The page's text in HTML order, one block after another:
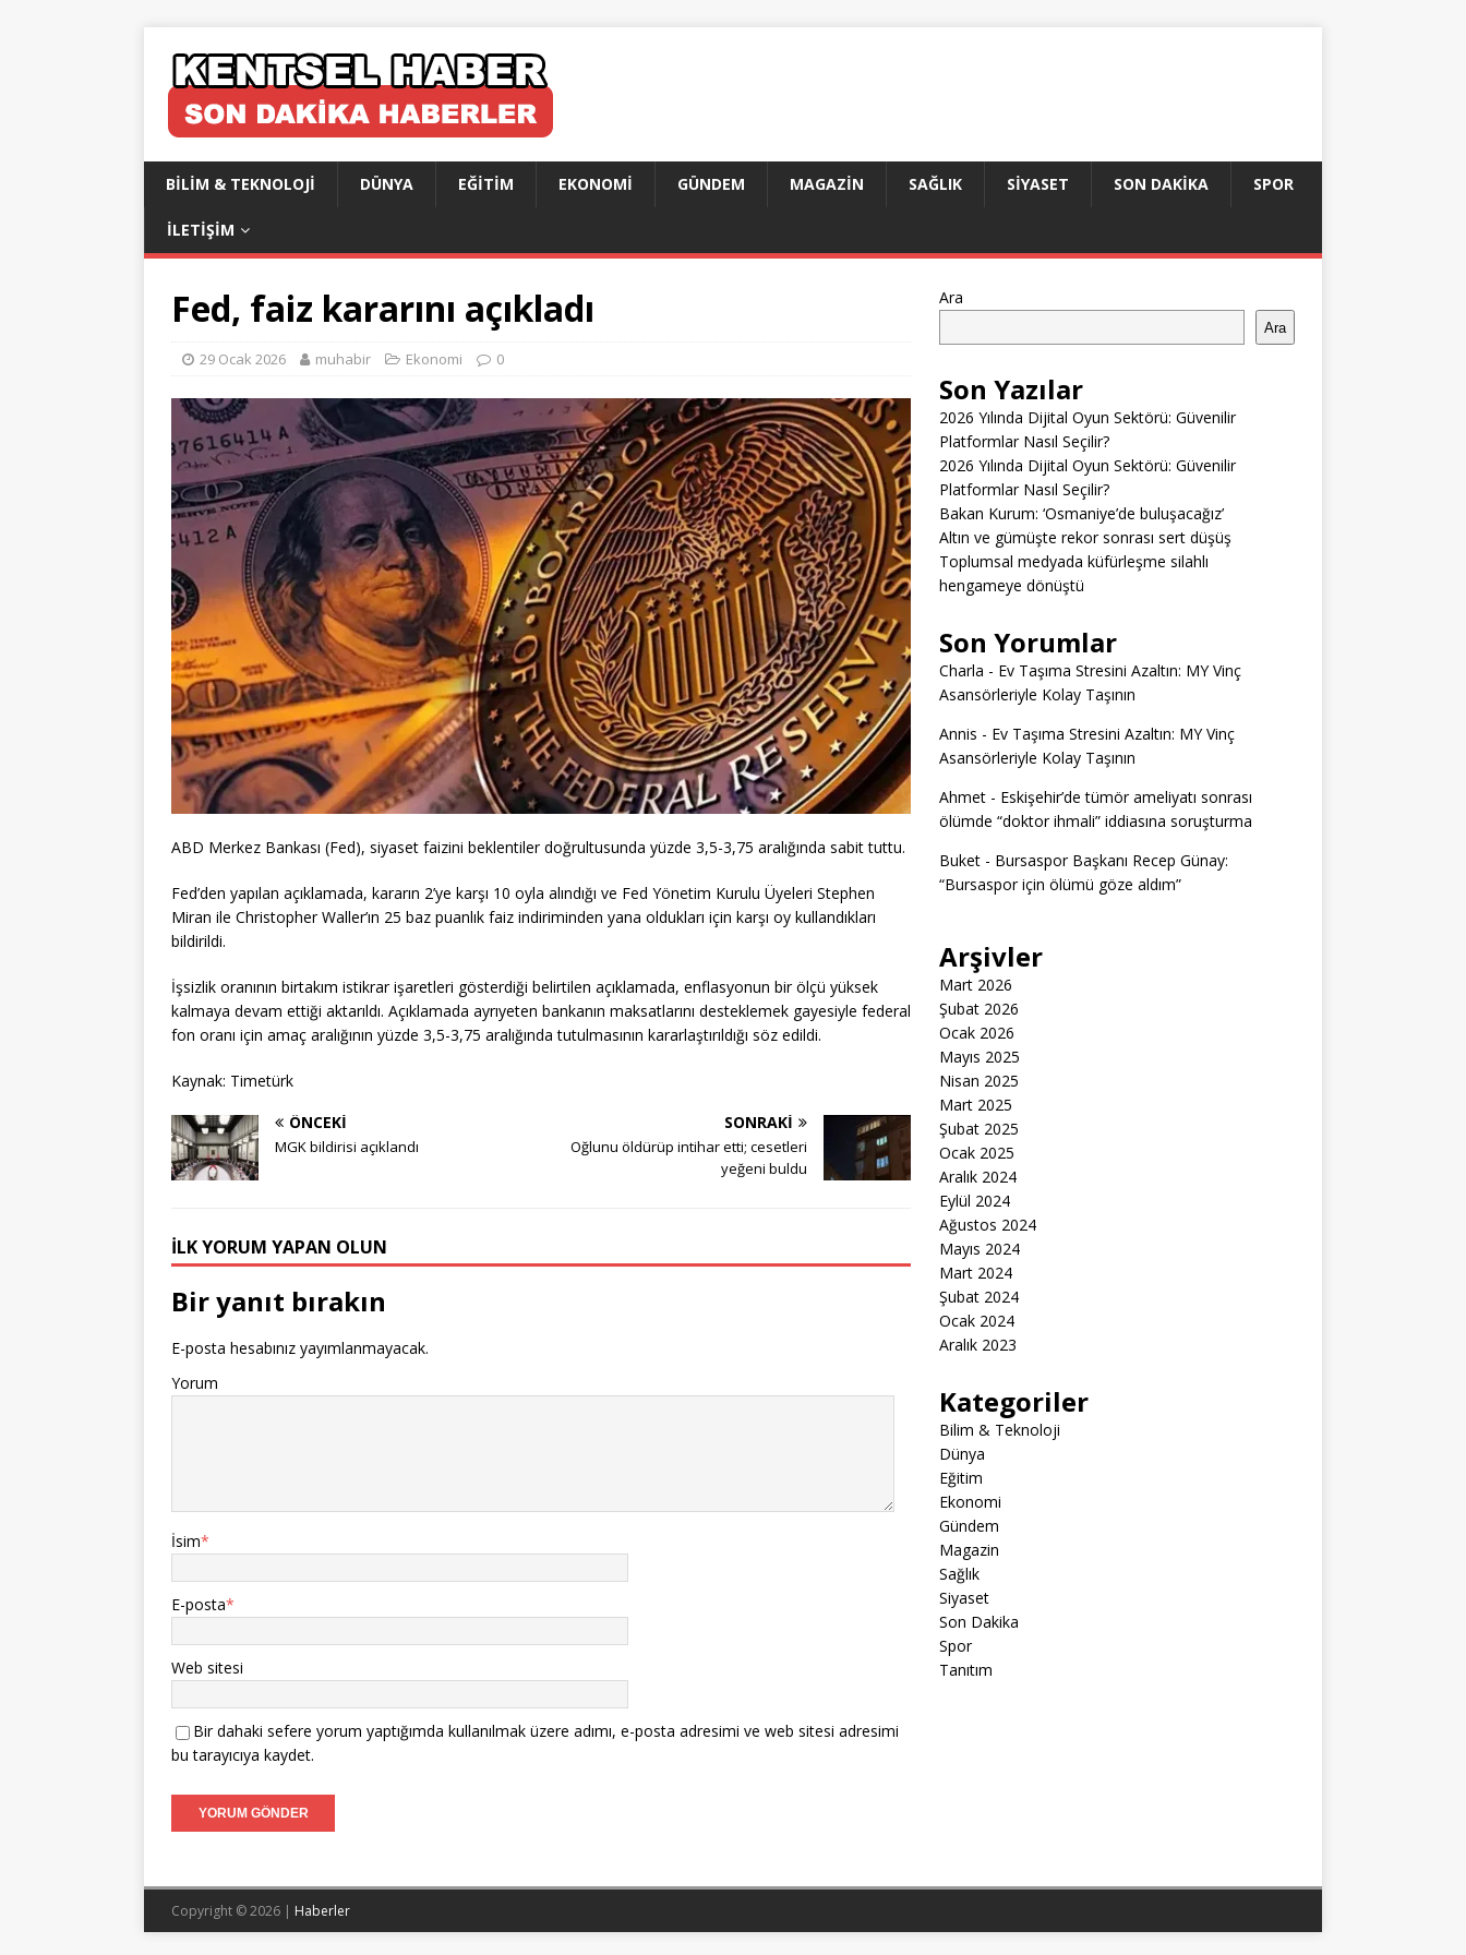
BILIM & TEKNOLOJI DÜNYA EĞITIM EKONOMI GÜNDEM MAGAZIN SAĞLIK SIYASET SON DAKIKA SPOR
İLETIŞIM
Fed, faiz kararını açıkladı
29 Ocak 2026 muhabir Ekonomi 0
ABD Merkez Bankası (Fed), siyaset faizini beklentiler doğrultusunda yüzde 3,5-3,75 aralığında sabit tuttu.
Fed’den yapılan açıklamada, kararın 2’ye karşı 10 oyla alındığı ve Fed Yönetim Kurulu Üyeleri Stephen
Miran ile Christopher Waller’ın 25 baz puanlık faiz indiriminden yana oldukları için karşı oy kullandıkları
bildirildi.
İşsizlik oranının birtakım istikrar işaretleri gösterdiği belirtilen açıklamada, enflasyonun bir ölçü yüksek
kalmaya devam ettiği aktarıldı. Açıklamada ayrıyeten bankanın maksatlarını desteklemek gayesiyle federal
fon oranı için amaç aralığının yüzde 3,5-3,75 aralığında tutulmasının kararlaştırıldığı söz edildi.
Kaynak: Timetürk
ÖNCEKI
MGK bildirisi açıklandı
SONRAKI
Oğlunu öldürüp intihar etti; cesetleri
yeğeni buldu
İLK YORUM YAPAN OLUN
Bir yanıt bırakın
E-posta hesabınız yayımlanmayacak.
Yorum
İsim*
E-posta*
Web sitesi
Bir dahaki sefere yorum yaptığımda kullanılmak üzere adımı, e-posta adresimi ve web sitesi adresimi
bu tarayıcıya kaydet.
Ara
Ara
Son Yazılar
2026 Yılında Dijital Oyun Sektörü: Güvenilir
Platformlar Nasıl Seçilir?
2026 Yılında Dijital Oyun Sektörü: Güvenilir
Platformlar Nasıl Seçilir?
Bakan Kurum: ‘Osmaniye’de buluşacağız’
Altın ve gümüşte rekor sonrası sert düşüş
Toplumsal medyada küfürleşme silahlı
hengameye dönüştü
Son Yorumlar
Charla - Ev Taşıma Stresini Azaltın: MY Vinç
Asansörleriyle Kolay Taşının
Annis - Ev Taşıma Stresini Azaltın: MY Vinç
Asansörleriyle Kolay Taşının
Ahmet- Eskişehir’de tümör ameliyatı sonrası
ölümde “doktor ihmali” iddiasına soruşturma
Buket- Bursaspor Başkanı Recep Günay:
“Bursaspor için ölümü göze aldım”
Arşivler
Mart 2026
Şubat 2026
Ocak 2026
Mayıs 2025
Nisan 2025
Mart 2025
Şubat 2025
Ocak 2025
Aralık 2024
Eylül 2024
Ağustos 2024
Mayıs 2024
Mart 2024
Şubat 2024
Ocak 2024
Aralık 2023
Kategoriler
Bilim & Teknoloji
Dünya
Eğitim
Ekonomi
Gündem
Magazin
Sağlık
Siyaset
Son Dakika
Spor
Tanıtım
Copyright © 2026 | Haberler